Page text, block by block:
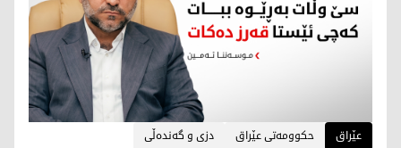
عێراق حکوومەتی عێراق دزی و گەندەڵی